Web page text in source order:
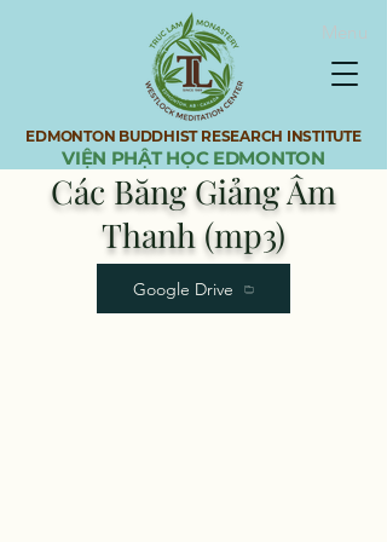
Menu
EDMONTON BUDDHIST RESEARCH INSTITUTE
VIỆN PHẬT HỌC EDMONTON
Các Băng Giảng Âm
Thanh (mp3)
Google Drive